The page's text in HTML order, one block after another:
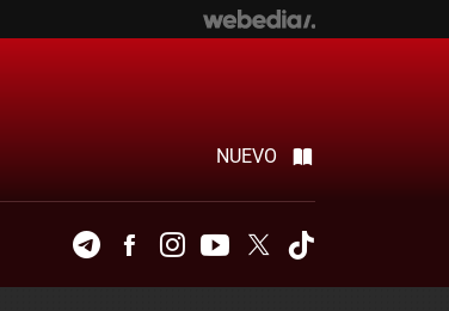
NUEVO
TelegramFacebookInstagramYoutubeTwitter